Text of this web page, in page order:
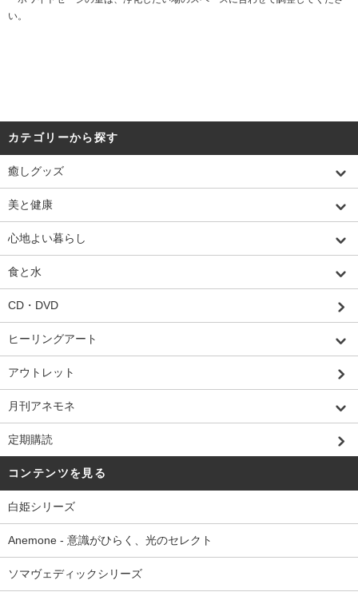
い。
カテゴリーから探す
癒しグッズ
美と健康
心地よい暮らし
食と水
CD・DVD
ヒーリングアート
アウトレット
月刊アネモネ
定期購読
コンテンツを見る
白姫シリーズ
Anemone - 意識がひらく、光のセレクト
ソマヴェディックシリーズ